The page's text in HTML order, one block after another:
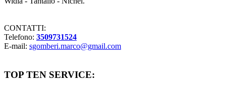
CONTATTI:
Telefono: 3509731524
E-mail: sgomberi.marco@gmail.com
TOP TEN SERVICE: